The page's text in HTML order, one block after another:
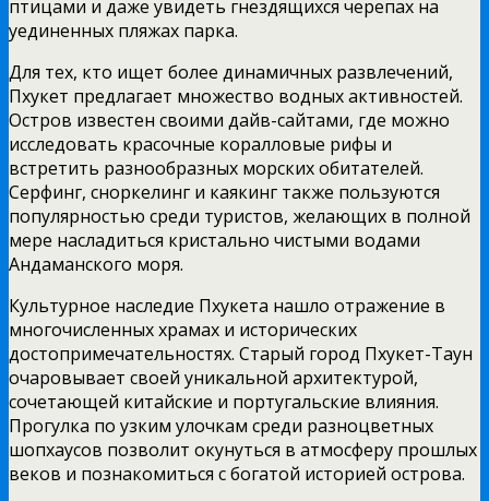
птицами и даже увидеть гнездящихся черепах на
уединенных пляжах парка.
Для тех, кто ищет более динамичных развлечений,
Пхукет предлагает множество водных активностей.
Остров известен своими дайв-сайтами, где можно
исследовать красочные коралловые рифы и
встретить разнообразных морских обитателей.
Серфинг, сноркелинг и каякинг также пользуются
популярностью среди туристов, желающих в полной
мере насладиться кристально чистыми водами
Андаманского моря.
Культурное наследие Пхукета нашло отражение в
многочисленных храмах и исторических
достопримечательностях. Старый город Пхукет-Таун
очаровывает своей уникальной архитектурой,
сочетающей китайские и португальские влияния.
Прогулка по узким улочкам среди разноцветных
шопхаусов позволит окунуться в атмосферу прошлых
веков и познакомиться с богатой историей острова.